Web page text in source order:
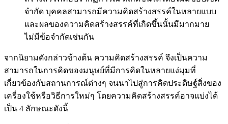
จำกัด บุคคลสามารถมีความคิดสร้างสรรค์ในหลายแบบ
และผลของความคิดสร้างสรรค์ที่เกิดขึ้นนั้นมีมากมาย
ไม่มีข้อจำกัดเช่นกัน
จากนิยามดังกล่าวข้างต้น ความคิดสร้างสรรค์ จึงเป็นความ
สามารถในการคิดของมนุษย์ที่มีการคิดในหลายแง่มุมที่
เกี่ยวข้องกับสถานการณ์ต่างๆ จนนาไปสู่การคิดประดิษฐ์สิ่งของ
เครื่องใช้หรือวิธีการใหม่ๆ โดยความคิดสร้างสรรค์อาจแบ่งได้
เป็น 4 ลักษณะดังนี้